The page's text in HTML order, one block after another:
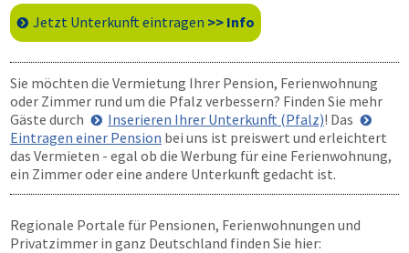
Jetzt Unterkunft eintragen >> Info
Sie möchten die Vermietung Ihrer Pension, Ferienwohnung
oder Zimmer rund um die Pfalz verbessern? Finden Sie mehr
Gäste durch
Inserieren Ihrer Unterkunft (Pfalz)! Das
Eintragen einer Pension bei uns ist preiswert und erleichtert
das Vermieten - egal ob die Werbung für eine Ferienwohnung,
ein Zimmer oder eine andere Unterkunft gedacht ist.
Regionale Portale für Pensionen, Ferienwohnungen und
Privatzimmer in ganz Deutschland finden Sie hier: